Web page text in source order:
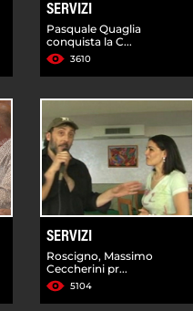
SERVIZI
Pasquale Quaglia
conquista la C...
3610
SERVIZI
Roscigno, Massimo
Ceccherini pr...
5104